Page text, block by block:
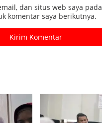
dan situs web saya pada
komentar saya berikutnya.